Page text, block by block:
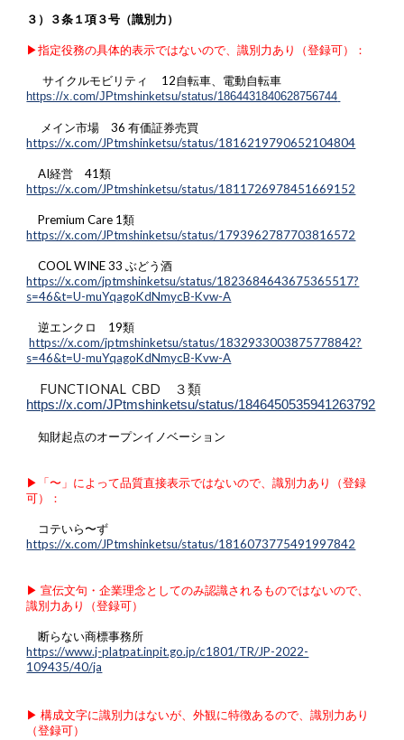
３）３条１項３号（識別力）
▶︎指定役務の具体的表示ではないので、識別力あり（登録可）：
サイクルモビリティ 12自転車、電動自転車
https://x.com/JPtmshinketsu/status/1864431840628756744
メイン市場 36 有価証券売買
https://x.com/JPtmshinketsu/status/1816219790652104804
AI経営 41類
https://x.com/JPtmshinketsu/status/1811726978451669152
Premium Care 1類
https://x.com/JPtmshinketsu/status/1793962787703816572
COOL WINE 33 ぶどう酒
https://x.com/jptmshinketsu/status/1823684643675365517?
s=46&t=U-muYqagoKdNmycB-Kvw-A
逆エンクロ 19類
https://x.com/jptmshinketsu/status/1832933003875778842?
s=46&t=U-muYqagoKdNmycB-Kvw-A
FUNCTIONAL CBD ３類
https://x.com/JPtmshinketsu/status/1846450535941263792
知財起点のオープンイノベーション
▶︎「〜」によって品質直接表示ではないので、識別力あり（登録
可）：
コテいら〜ず
https://x.com/JPtmshinketsu/status/1816073775491997842
▶︎ 宣伝文句・企業理念としてのみ認識されるものではないので、
識別力あり（登録可）
断らない商標事務所
https://www.j-platpat.inpit.go.jp/c1801/TR/JP-2022-
109435/40/ja
▶︎ 構成文字に識別力はないが、外観に特徴あるので、識別力あり
（登録可）